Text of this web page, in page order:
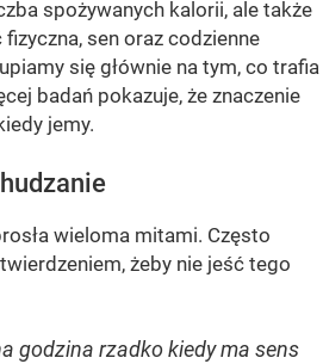
spożywanych kalorii, ale także
sen oraz codzienne
się głównie na tym, co trafia
badań pokazuje, że znaczenie
jemy.
wieloma mitami. Często
żeby nie jeść tego
godzina rzadko kiedy ma sens